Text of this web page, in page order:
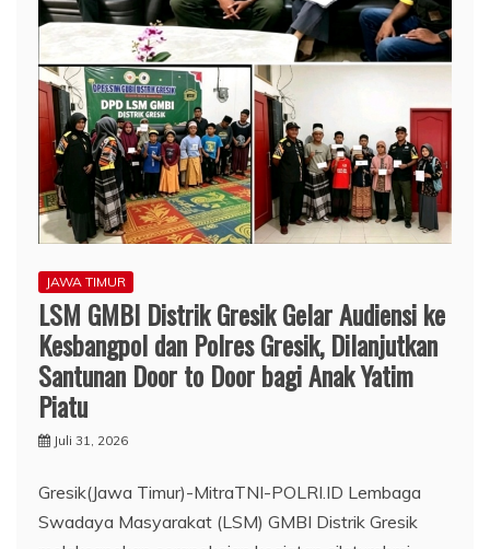
JAWA TIMUR
LSM GMBI Distrik Gresik Gelar Audiensi ke
Kesbangpol dan Polres Gresik, Dilanjutkan
Santunan Door to Door bagi Anak Yatim
Piatu
Juli 31, 2026
Gresik(Jawa Timur)-MitraTNI-POLRI.ID Lembaga
Swadaya Masyarakat (LSM) GMBI Distrik Gresik